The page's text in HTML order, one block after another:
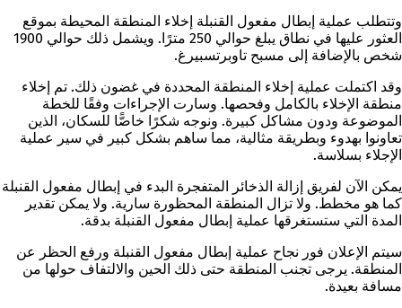
وتتطلب عملية إبطال مفعول القنبلة إخلاء المنطقة المحيطة بموقع
العثور عليها في نطاق يبلغ حوالي 250 مترًا. ويشمل ذلك حوالي 1900
شخص بالإضافة إلى مسبح تاوبرتسبيرغ.
وقد اكتملت عملية إخلاء المنطقة المحددة في غضون ذلك. تم إخلاء
منطقة الإخلاء بالكامل وفحصها. وسارت الإجراءات وفقًا للخطة
الموضوعة ودون مشاكل كبيرة. ونوجه شكرًا خاصًّا للسكان، الذين
تعاونوا بهدوء وبطريقة مثالية، مما ساهم بشكل كبير في سير عملية
الإجلاء بسلاسة.
يمكن الآن لفريق إزالة الذخائر المتفجرة البدء في إبطال مفعول القنبلة
كما هو مخطط. ولا تزال المنطقة المحظورة سارية. ولا يمكن تقدير
المدة التي ستستغرقها عملية إبطال مفعول القنبلة بدقة.
سيتم الإعلان فور نجاح عملية إبطال مفعول القنبلة ورفع الحظر عن
المنطقة. يرجى تجنب المنطقة حتى ذلك الحين والالتفاف حولها من
مسافة بعيدة.